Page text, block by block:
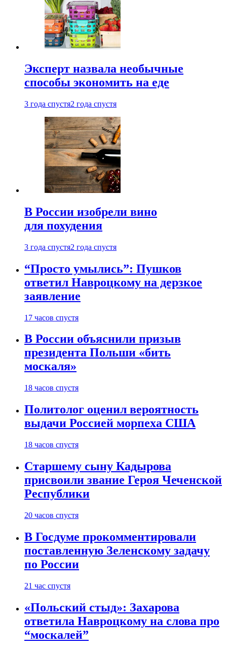
Эксперт назвала необычные
способы экономить на еде
3 года спустя2 года спустя
В России изобрели вино
для похудения
3 года спустя2 года спустя
“Просто умылись”: Пушков
ответил Навроцкому на дерзкое
заявление
17 часов спустя
В России объяснили призыв
президента Польши «бить
москаля»
18 часов спустя
Политолог оценил вероятность
выдачи Россией морпеха США
18 часов спустя
Старшему сыну Кадырова
присвоили звание Героя Чеченской
Республики
20 часов спустя
В Госдуме прокомментировали
поставленную Зеленскому задачу
по России
21 час спустя
«Польский стыд»: Захарова
ответила Навроцкому на слова про
“москалей”